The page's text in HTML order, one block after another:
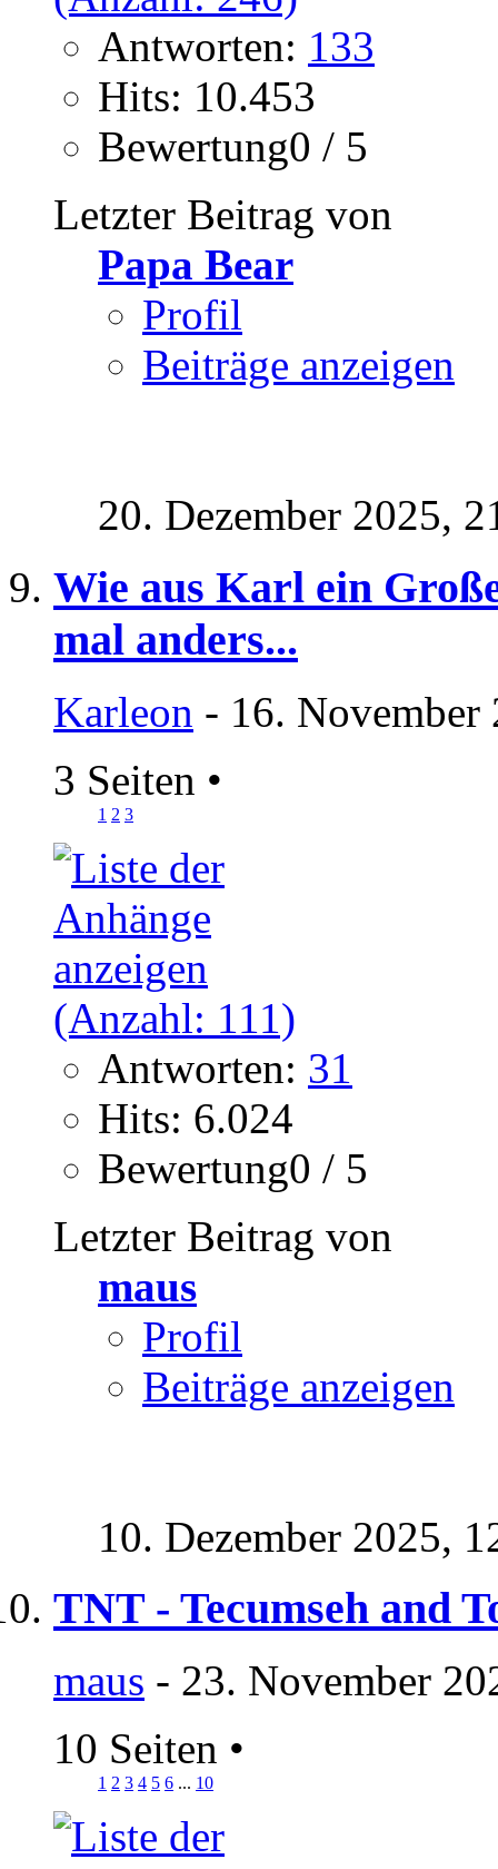
Antworten: 133
Hits: 10.453
Bewertung0 / 5
Letzter Beitrag von
Papa Bear
Profil
Beiträge anzeigen
20. Dezember 2025,
Wie aus Karl ein
mal anders...
Karleon - 16.
3 Seiten •
1 2 3
Antworten: 31
Hits: 6.024
Bewertung0 / 5
Letzter Beitrag von
maus
Profil
Beiträge anzeigen
10. Dezember 2025,
TNT - Tecumseh and
maus - 23. November
10 Seiten •
1 2 3 4 5 6 ... 10